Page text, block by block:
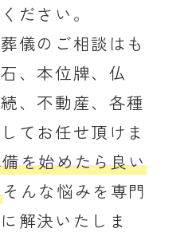
ださい。
儀のご相談はも
、本位牌、仏
、不動産、各種
てお任せ頂けま
を始めたら良い
そんな悩みを専門
解決いたしま